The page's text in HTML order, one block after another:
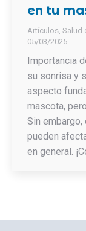
en tu
Artículos, Salud
05/03/2025
Importancia
su sonrisa y
aspecto
mascota,
Sin
pueden
en general.